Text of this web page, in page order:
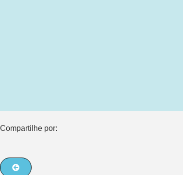
Compartilhe por: